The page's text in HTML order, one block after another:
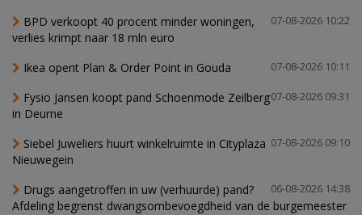
07-08-2026 10:22
BPD verkoopt 40 procent minder woningen,
verlies krimpt naar 18 mln euro
07-08-2026 10:11
Ikea opent Plan & Order Point in Gouda
07-08-2026 09:31
Fysio Jansen koopt pand Schoenmode Zeilberg
in Deurne
07-08-2026 09:10
Siebel Juweliers huurt winkelruimte in Cityplaza
Nieuwegein
06-08-2026 14:38
Drugs aangetroffen in uw (verhuurde) pand?
Afdeling begrenst dwangsombevoegdheid van de burgemeester